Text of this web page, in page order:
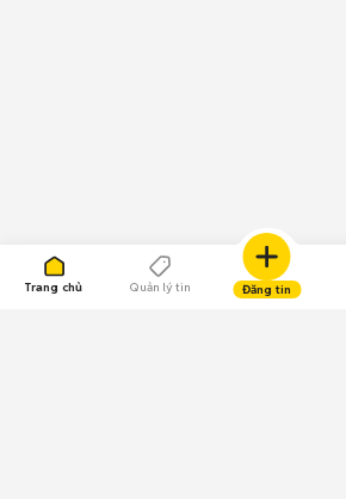
Trang chủ Quản lý tin Đăng tin